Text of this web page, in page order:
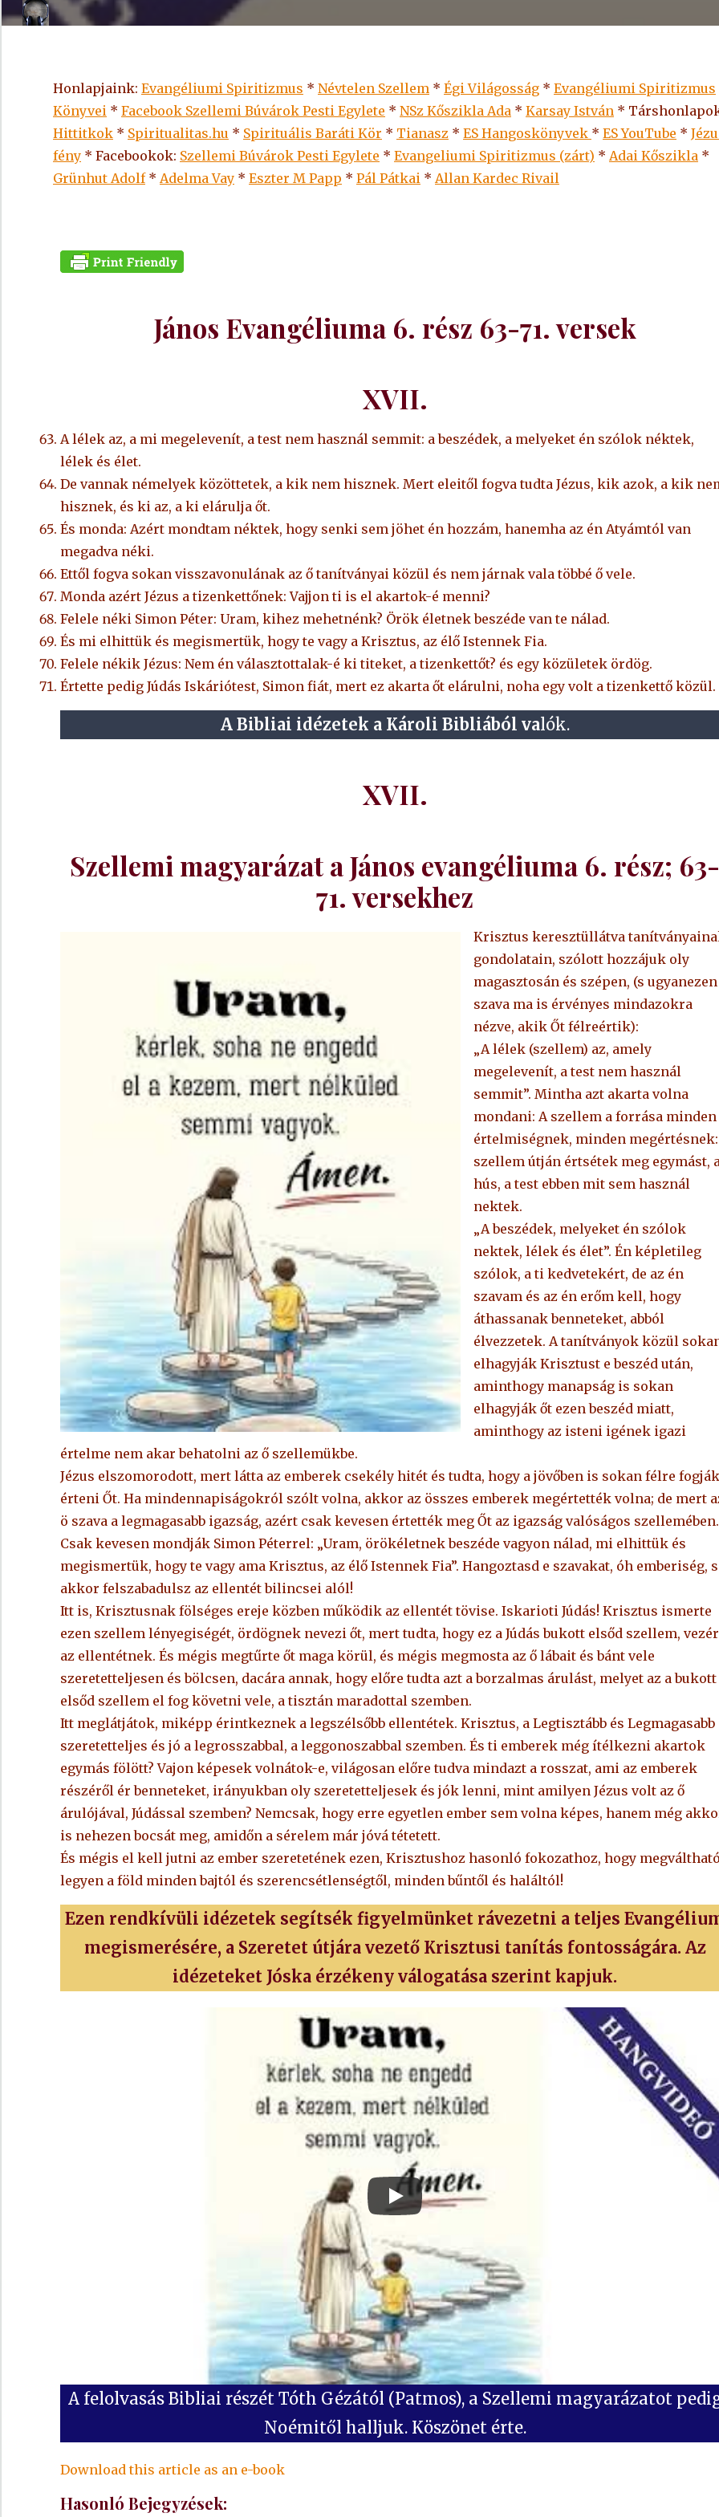
Honlapjaink: Evangéliumi Spiritizmus * Névtelen Szellem * Égi Világosság * Evangéliumi Spiritizmus
Könyvei * Facebook Szellemi Búvárok Pesti Egylete * NSz Kőszikla Ada * Karsay István *
Hittitkok * Spiritualitas.hu * Spirituális Baráti Kör * Tianasz * ES Hangoskönyvek * ESYouTube *
fény * Facebookok: Szellemi Búvárok Pesti Egylete * Evangeliumi Spiritizmus (zárt) * Adai Kőszikla *
Grünhut Adolf* Adelma Vay * Eszter M Papp * Pál Pátkai * Allan Kardec Rivail
János Evangéliuma 6. rész 63-71. versek
XVII.
A lélek az, a mi megelevenít, a test nem használ semmit: a beszédek, a melyeket én szólok néktek,
lélek és élet.
De vannak némelyek közöttetek, a kik nem hisznek. Mert eleitől fogva tudta Jézus, kik azok, a kik
hisznek, és ki az, a ki elárulja őt.
És monda: Azért mondtam néktek, hogy senki sem jöhet én hozzám, hanemha az én Atyámtól van
megadva néki.
Ettől fogva sokan visszavonulának az ő tanítványai közül és nem járnak vala többé ő vele.
Monda azért Jézus a tizenkettőnek: Vajjon ti is el akartok-é menni?
Felele néki Simon Péter: Uram, kihez mehetnénk? Örök életnek beszéde van te nálad.
És mi elhittük és megismertük, hogy te vagy a Krisztus, az élő Istennek Fia.
Felele nékik Jézus: Nem én választottalak-é ki titeket, a tizenkettőt? és egy közületek ördög.
Értette pedig Júdás Iskáriótest, Simon fiát, mert ez akarta őt elárulni, noha egy volt a tizenkettő közül.
A Bibliai idézetek a Károli Bibliából valók.
XVII.
Szellemi magyarázat a János evangéliuma 6. rész; 63-
71. versekhez
Krisztus keresztüllátva
gondolatain, szólott hozzájuk oly
magasztosán és szépen, (s ugyanezen
szava ma is érvényes mindazokra
nézve, akik Őt félreértik):
„A lélek (szellem) az, amely
megelevenít, a test nem használ
semmit”. Mintha azt akarta volna
mondani: A szellem a forrása minden
értelmiségnek, minden megértésnek:
szellem útján értsétek meg egymást,
hús, a test ebben mit sem használ
nektek.
„A beszédek, melyeket én szólok
nektek, lélek és élet”. Én képletileg
szólok, a ti kedvetekért, de az én
szavam és az én erőm kell, hogy
áthassanak benneteket, abból
élvezzetek. A tanítványok közül
elhagyják Krisztust e beszéd után,
aminthogy manapság is sokan
elhagyják őt ezen beszéd miatt,
aminthogy az isteni igének igazi
értelme nem akar behatolni az ő szellemükbe.
Jézus elszomorodott, mert látta az emberek csekély hitét és tudta, hogy a jövőben is sokan félre fogják
érteni Őt. Ha mindennapiságokról szólt volna, akkor az összes emberek megértették volna; de mert
ö szava a legmagasabb igazság, azért csak kevesen értették meg Őt az igazság valóságos szellemében.
Csak kevesen mondják Simon Péterrel: „Uram, örökéletnek beszéde vagyon nálad, mi elhittük és
megismertük, hogy te vagy ama Krisztus, az élő Istennek Fia”. Hangoztasd e szavakat, óh emberiség, s
akkor felszabadulsz az ellentét bilincsei alól!
Itt is, Krisztusnak fölséges ereje közben működik az ellentét tövise. Iskarioti Júdás! Krisztus ismerte
ezen szellem lényegiségét, ördögnek nevezi őt, mert tudta, hogy ez a Júdás bukott elsőd szellem,
az ellentétnek. És mégis megtűrte őt maga körül, és mégis megmosta az ő lábait és bánt vele
szeretetteljesen és bölcsen, dacára annak, hogy előre tudta azt a borzalmas árulást, melyet az a bukott
elsőd szellem el fog követni vele, a tisztán maradottal szemben.
Itt meglátjátok, miképp érintkeznek a legszélsőbb ellentétek. Krisztus, a Legtisztább és Legmagasabb
szeretetteljes és jó a legrosszabbal, a leggonoszabbal szemben. És ti emberek még ítélkezni akartok
egymás fölött? Vajon képesek volnátok-e, világosan előre tudva mindazt a rosszat, ami az emberek
részéről ér benneteket, irányukban oly szeretetteljesek és jók lenni, mint amilyen Jézus volt az ő
árulójával, Júdással szemben? Nemcsak, hogy erre egyetlen ember sem volna képes, hanem még
is nehezen bocsát meg, amidőn a sérelem már jóvá tétetett.
És mégis el kell jutni az ember szeretetének ezen, Krisztushoz hasonló fokozathoz, hogy
legyen a föld minden bajtól és szerencsétlenségtől, minden bűntől és haláltól!
Ezen rendkívüli idézetek segítsék figyelmünket rávezetni a teljes
megismerésére, a Szeretet útjára vezető Krisztusi tanítás fontosságára. Az
idézeteket Jóska érzékeny válogatása szerint kapjuk.
A felolvasás Bibliai részét Tóth Gézától (Patmos), a Szellemi magyarázatot
Noémitől halljuk. Köszönet érte.
Download this article as an e-book
Hasonló Bejegyzések: